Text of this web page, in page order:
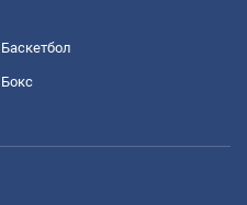
Баскетбол
Бокс